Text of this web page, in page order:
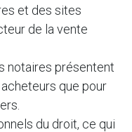
et des sites
de la vente
notaires présentent
que pour
du droit, ce qui